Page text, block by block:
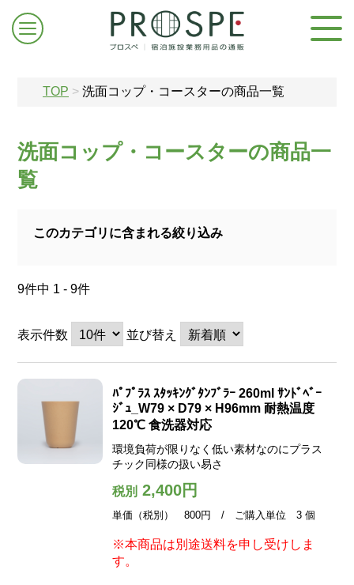
お問合せはこちら
TOP > 洗面コップ・コースターの商品一覧
洗面コップ・コースターの商品一
覧
このカテゴリに含まれる絞り込み
9件中 1 - 9件
表示件数 並び替え
ﾊﾟﾌﾟﾗｽ ｽﾀｯｷﾝｸﾞﾀﾝﾌﾞﾗｰ 260ml ｻﾝﾄﾞﾍﾞｰ
ｼﾞｭ_W79 × D79 × H96mm 耐熱温度
120℃ 食洗器対応
環境負荷が限りなく低い素材なのにプラス
チック同様の扱い易さ
税別2,400円
単価（税別） 800円 / ご購入単位 3 個
※本商品は別途送料を申し受けしま
す。